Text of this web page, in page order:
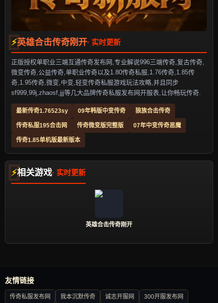
英雄合击传奇刚开
正版授权单职业三端互通传奇发布网,专业解说996三端传奇,复古传奇,
微变传奇,公益传奇,单职业传奇以及1.80传奇私服,1.76传奇,1.85传
奇,1.95传奇,微变,中变,轻变传奇私服游戏玩法攻略,并且同步
sf999,99j,zhaosf,jjj等几大品牌传奇私服发布网开服表,让你畅玩传奇.
最新传奇1.76523sy 09年韩版中变传奇 狼族合击传奇
传奇私服195合击网 传奇微变版完整版 07年中变传奇恶魔
传奇1.85单机版最新版本
相关游戏
英雄合击传奇刚开
友情链接
传奇私服发布网 我本沉默传奇 诚志开服网 300开服发布网